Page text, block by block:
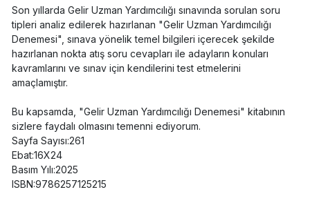
Son yıllarda Gelir Uzman Yardımcılığı sınavında sorulan soru
tipleri analiz edilerek hazırlanan "Gelir Uzman Yardımcılığı
Denemesi", sınava yönelik temel bilgileri içerecek şekilde
hazırlanan nokta atış soru cevapları ile adayların konuları
kavramlarını ve sınav için kendilerini test etmelerini
amaçlamıştır.
Bu kapsamda, "Gelir Uzman Yardımcılığı Denemesi" kitabının
sizlere faydalı olmasını temenni ediyorum.
Sayfa Sayısı:261
Ebat:16X24
Basım Yılı:2025
ISBN:9786257125215